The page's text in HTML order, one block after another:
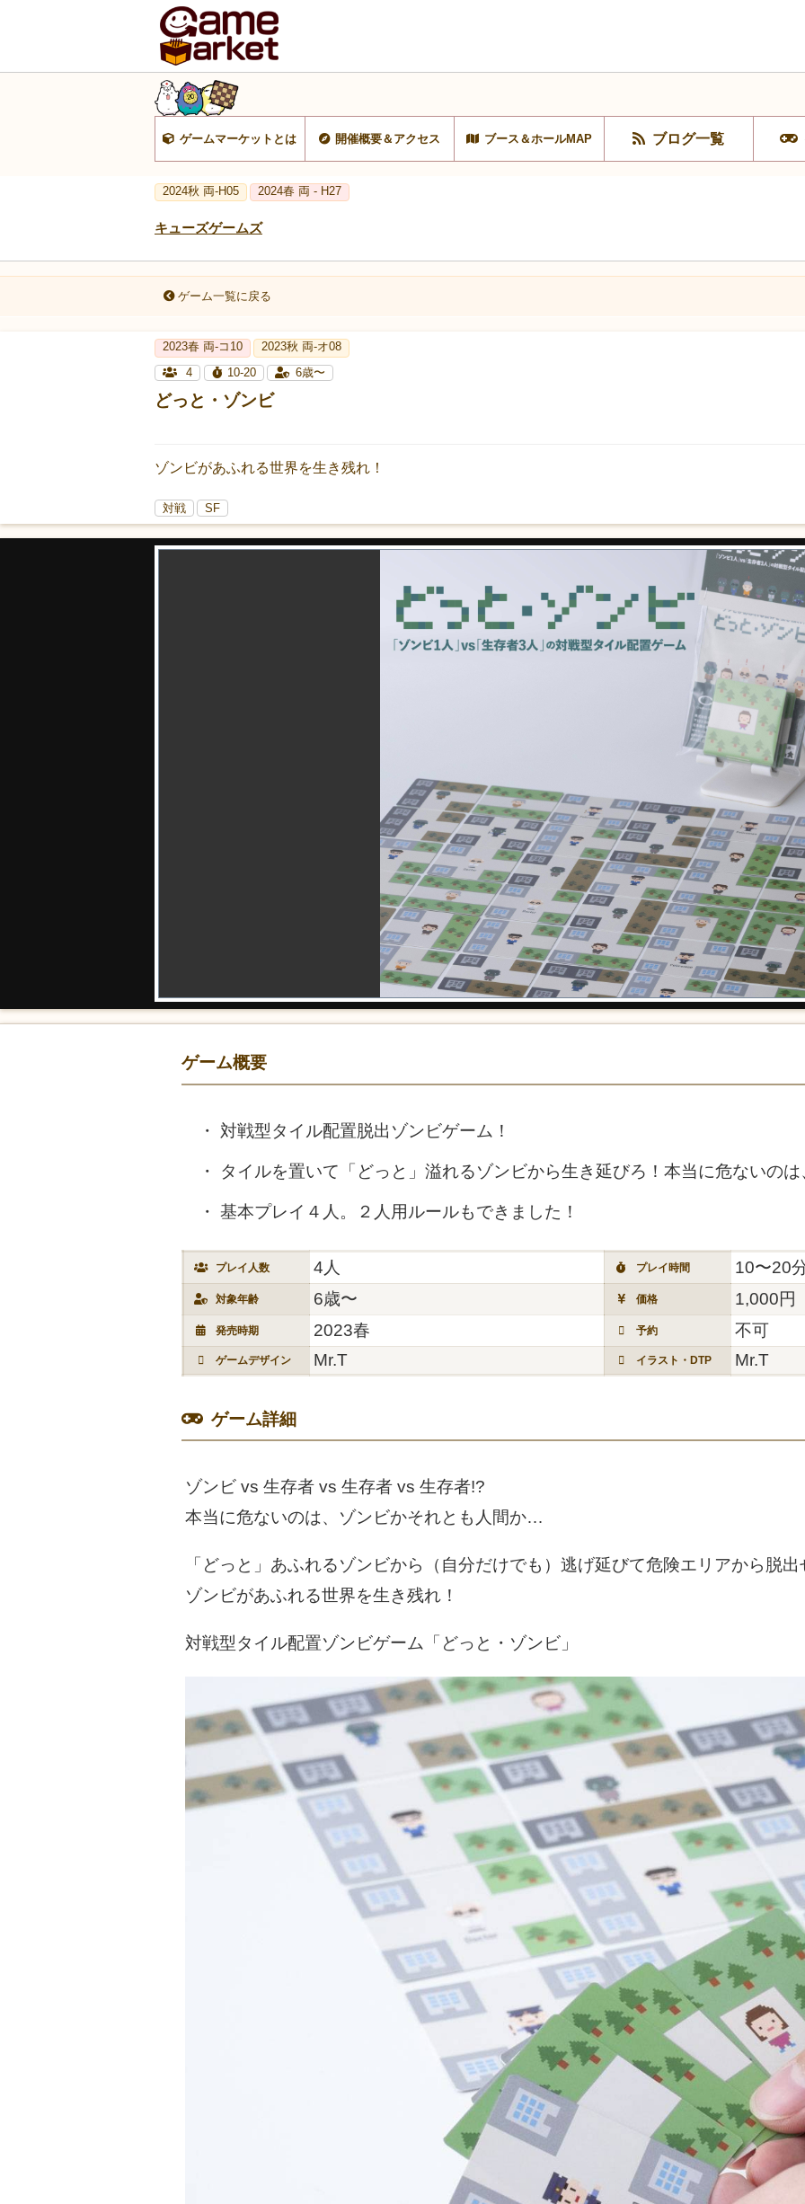
ゲームマーケットとは 開催概要＆アクセス ブース＆ホールMAP ブログ一覧
2024秋 両-H05 2024春 両 - H27
キューズゲームズ
ゲーム一覧に戻る
2023春 両‐コ10
2023秋 両-オ08
4
10-20 6歳〜
どっと・ゾンビ
ゾンビがあふれる世界を生き残れ！
対戦 SF
ゲーム概要
対戦型タイル配置脱出ゾンビゲーム！
タイルを置いて「どっと」溢れるゾンビから生き延びろ！本当に危ないの
基本プレイ４人。２人用ルールもできました！
プレイ人数 4人 プレイ時間 10〜20
対象年齢 6歳〜 価格 1,000円
発売時期 2023春 予約 不可
ゲームデザイン Mr.T イラスト・DTP Mr.T
ゲーム詳細
ゾンビ vs 生存者 vs 生存者 vs 生存者!?
本当に危ないのは、ゾンビかそれとも人間か…
「どっと」あふれるゾンビから（自分だけでも）逃げ延びて危険エリアから脱出
ゾンビがあふれる世界を生き残れ！
対戦型タイル配置ゾンビゲーム「どっと・ゾンビ」